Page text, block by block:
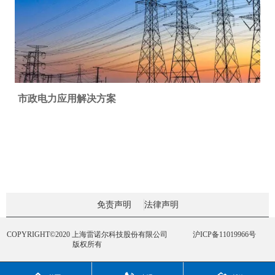
市政电力应用解决方案
免责声明 法律声明
COPYRIGHT©2020 上海雷诺尔科技股份有限公司
版权所有
沪ICP备11019966号